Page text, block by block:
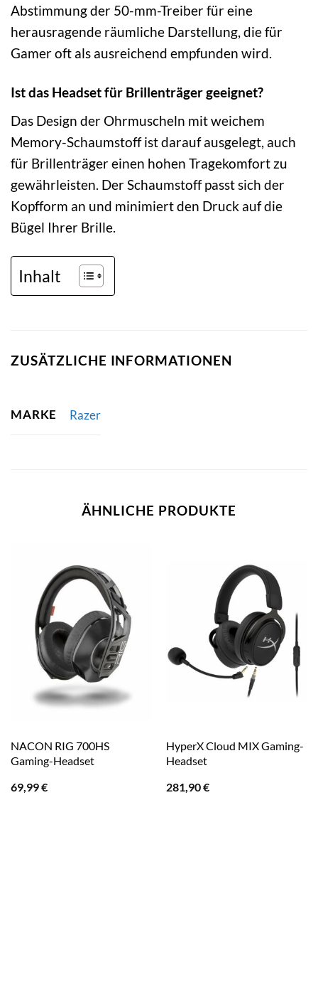
Abstimmung der 50-mm-Treiber für eine
herausragende räumliche Darstellung, die für
Gamer oft als ausreichend empfunden wird.
Ist das Headset für Brillenträger geeignet?
Das Design der Ohrmuscheln mit weichem
Memory-Schaumstoff ist darauf ausgelegt, auch
für Brillenträger einen hohen Tragekomfort zu
gewährleisten. Der Schaumstoff passt sich der
Kopfform an und minimiert den Druck auf die
Bügel Ihrer Brille.
Inhalt
ZUSÄTZLICHE INFORMATIONEN
MARKE Razer
ÄHNLICHE PRODUKTE
NACON RIG 700HS
Gaming-Headset
69,99€
HyperX Cloud MIX Gaming-
Headset
281,90€